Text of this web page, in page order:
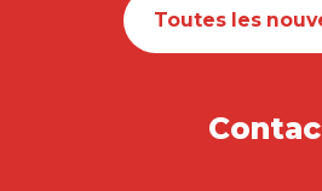
Toutes les